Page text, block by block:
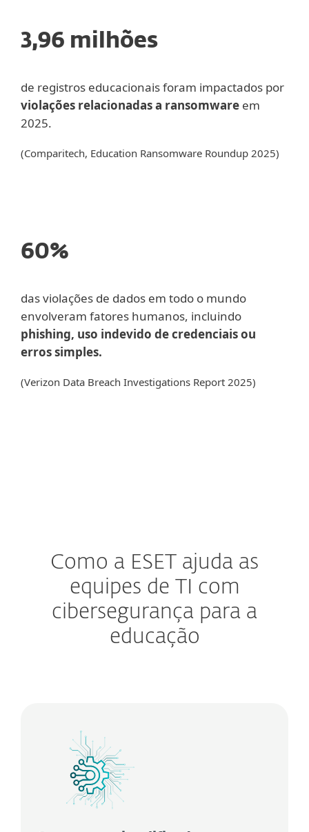
3,96 milhões
de registros educacionais foram impactados por
violações relacionadas a ransomware em
2025.
(Comparitech, Education Ransomware Roundup 2025)
60%
das violações de dados em todo o mundo
envolveram fatores humanos, incluindo
phishing, uso indevido de credenciais ou
erros simples.
(Verizon Data Breach Investigations Report 2025)
Como a ESET ajuda as
equipes de TI com
cibersegurança para a
educação